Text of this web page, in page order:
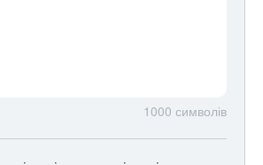
1000 символів